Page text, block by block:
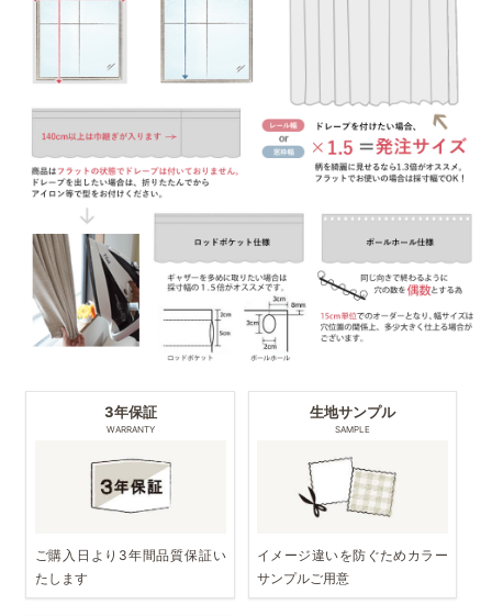
3年保証
WARRANTY
ご購入日より3年間品質保証い
たします
生地サンプル
SAMPLE
イメージ違いを防ぐためカラー
サンプルご用意